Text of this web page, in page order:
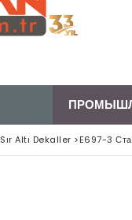
Sır Altı Dekaller >E697-3